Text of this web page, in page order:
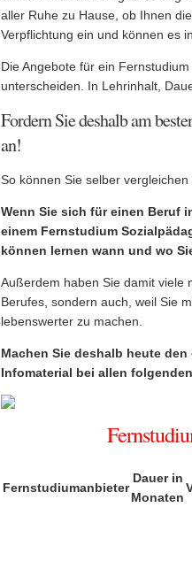
aller Ruhe zu Hause, ob Ihnen
Verpflichtung ein und können es
Die Angebote für ein
unterscheiden. In Lehrinhalt,
Fordern Sie deshalb am
an!
So können Sie selber
Wenn Sie sich für einen Beruf
einem Fernstudium
können lernen wann und wo
Außerdem haben Sie damit viele
Berufes, sondern auch, weil Sie
lebenswerter zu machen.
Machen Sie deshalb heute
Infomaterial bei allen
Fernstudiumanbieter
Dauer in
Monaten